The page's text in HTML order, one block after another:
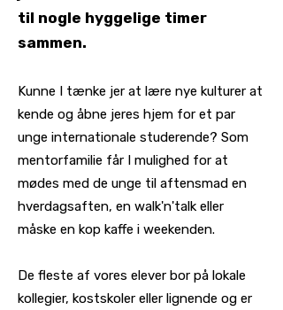
til nogle hyggelige timer
sammen.
Kunne I tænke jer at lære nye kulturer at
kende og åbne jeres hjem for et par
unge internationale studerende? Som
mentorfamilie får I mulighed for at
mødes med de unge til aftensmad en
hverdagsaften, en walk'n'talk eller
måske en kop kaffe i weekenden.
De fleste af vores elever bor på lokale
kollegier, kostskoler eller lignende og er